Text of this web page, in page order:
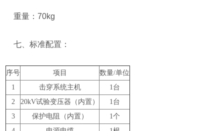
重量：70kg
七、标准配置：
序号 项目
数量/单位
1
击穿系统主机
1台
2
20kV试验变压器（内置）
1台
3
保护电阻（内置）
1个